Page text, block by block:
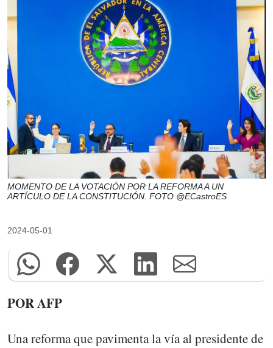
MOMENTO DE LA VOTACIÓN POR LA REFORMA A UN
ARTÍCULO DE LA CONSTITUCIÓN. FOTO @ECastroES
2024-05-01
POR AFP
Una reforma que pavimenta la vía al presidente de